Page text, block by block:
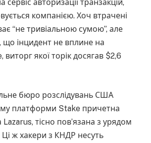
сервіс авторизації транзакцій,
компанією. Хоч втрачені
“не тривіальною сумою”, але
що інцидент не вплине на
виторг якої торік досягав $2,6
бюро розслідувань США
платформи Stake причетна
Lazarus, тісно пов’язана з урядом
Ці ж хакери з КНДР несуть